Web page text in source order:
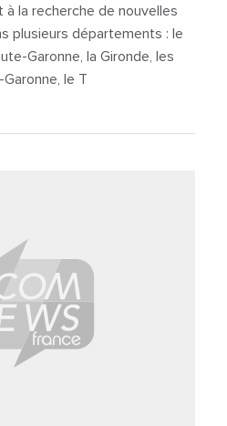
à la recherche de nouvelles
plusieurs départements : le
Garonne, la Gironde, les
le T